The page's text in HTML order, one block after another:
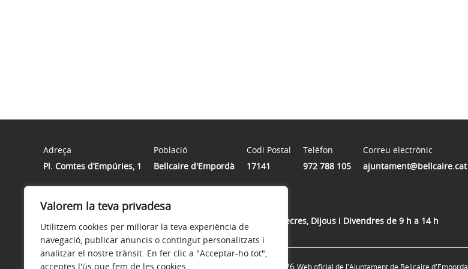
Valorem la teva privadesa
Utilitzem cookies per millorar la teva experiència de
navegació, publicar anuncis o contingut personalitzats i
analitzar el nostre trànsit. En fer clic a "Acceptar-ho tot",
acceptes l'ús que fem de les cookies.
Adreça
Pl. Comtes d’Empúries, 1
Població
Bellcaire d'Empordà
Codi Postal
17141
Telèfon
972 788 105
Correu electrònic
ajuntament@bellcaire.cat
Horari
Dilluns de 9h a 14h i de 16h a 19 h | Dimarts TANCAT | Dimecres, Dijous i Divendres de 9 h a 14 h
Avís legal Política de privacitat © 2026